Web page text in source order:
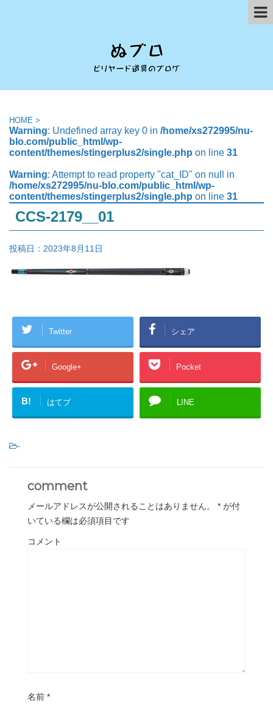
HOME >
Warning: Undefined array key 0 in /home/xs272995/nu-
blo.com/public_html/wp-
content/themes/stingerplus2/single.php on line 31
Warning: Attempt to read property "cat_ID" on null in
/home/xs272995/nu-blo.com/public_html/wp-
content/themes/stingerplus2/single.php on line 31
CCS-2179__01
投稿日： 2023年8月11日
Twitter シェア
Google+ Pocket
B! はてブ LINE
-
comment
メールアドレスが公開されることはありません。 * が付
いている欄は必須項目です
コメント
名前 *